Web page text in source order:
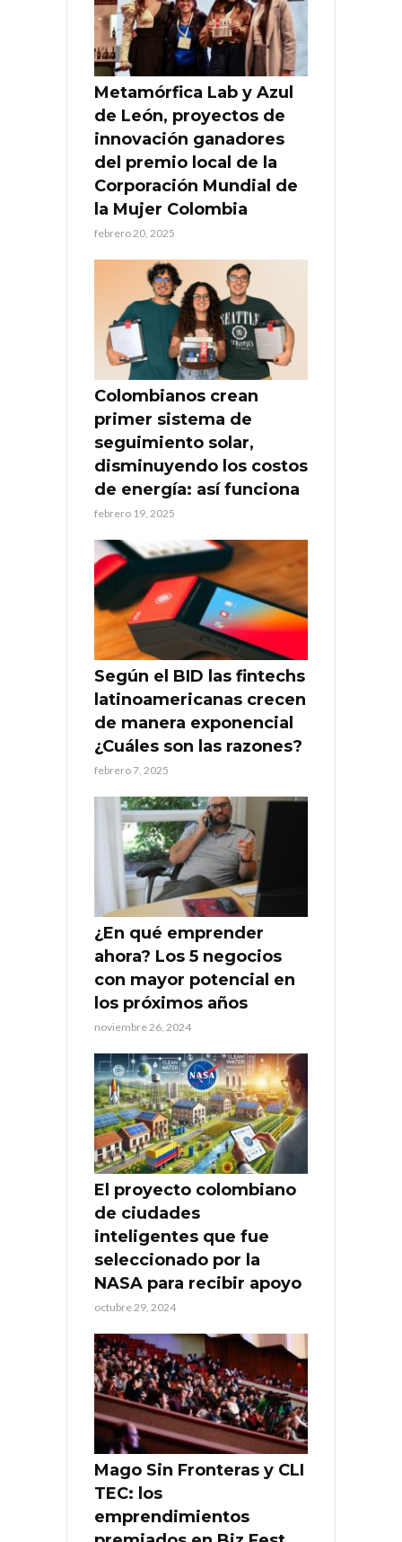
Metamórfica Lab y Azul
de León, proyectos de
innovación ganadores
del premio local de la
Corporación Mundial de
la Mujer Colombia
febrero 20, 2025
Colombianos crean
primer sistema de
seguimiento solar,
disminuyendo los costos
de energía: así funciona
febrero 19, 2025
Según el BID las fintechs
latinoamericanas crecen
de manera exponencial
¿Cuáles son las razones?
febrero 7, 2025
¿En qué emprender
ahora? Los 5 negocios
con mayor potencial en
los próximos años
noviembre 26, 2024
El proyecto colombiano
de ciudades
inteligentes que fue
seleccionado por la
NASA para recibir apoyo
octubre 29, 2024
Mago Sin Fronteras y CLI
TEC: los
emprendimientos